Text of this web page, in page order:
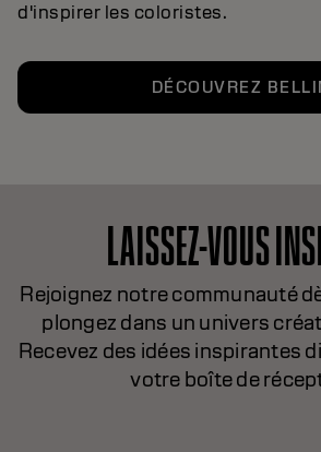
d'inspirer les coloristes.
DÉCOUVREZ
LAISSEZ-VOUS
Rejoignez notre communauté
plongez dans un univers
Recevez des idées inspirantes
votre boîte de